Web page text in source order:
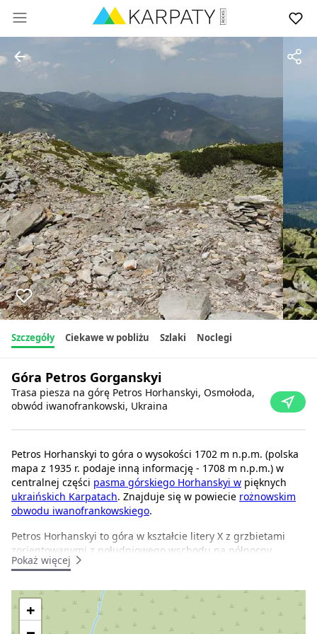
Szczegóły Ciekawe w pobliżu Szlaki Noclegi
Góra Petros Gorganskyi
Trasa piesza na górę Petros Horhanskyi, Osmołoda,
obwód iwanofrankowski, Ukraina
Petros Horhanskyi to góra o wysokości 1702 m n.p.m. (polska
mapa z 1935 r. podaje inną informację - 1708 m n.p.m.) w
centralnej części pasma górskiego Horhanskyi w pięknych
ukraińskich Karpatach. Znajduje się w powiecie rożnowskim
obwodu iwanofrankowskiego.
Petros Horhanskyi to góra w kształcie litery X z grzbietami
zorientowanymi z południowego wschodu na północny
zachód i z południowego zachodu na północny wschód.
przeciwieństwie do północnych, południowych, zachodnich i
wschodnich stoków, które są uważane za trudne lub nawet
nieprzejezdne.
Pokaż więcej
+